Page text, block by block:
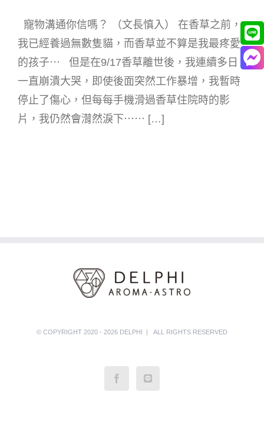
寵物溝通你信嗎？ （文長慎入） 在香草之前，
我已經養過無數隻貓，而香草並不算是我最疼愛
的孩子⋯ 但是在9/17香草離世後，我連續多日
一直崩潰大哭，即使後面突然工作暴增，我暫時
停止了傷心，但每每手機滑過香草住院時的影
片，我仍然會潸然淚下⋯⋯ […]
© COPYRIGHT 2020 - 2026 DELPHI | ALL RIGHTS RESERVED